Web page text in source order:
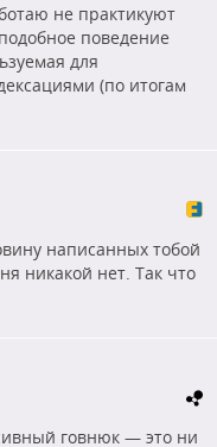
не практикуют
поведение
для
(по итогам
написанных тобой
никакой нет. Так что
говнюк — это ни